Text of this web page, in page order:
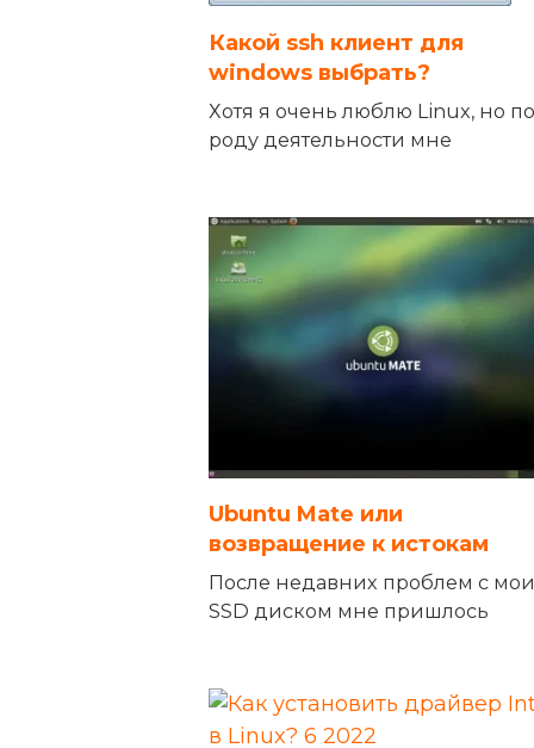
Какой ssh клиент для
windows выбрать?
Хотя я очень люблю Linux, но по
роду деятельности мне
Ubuntu Mate или
возвращение к истокам
После недавних проблем с
SSD диском мне пришлось